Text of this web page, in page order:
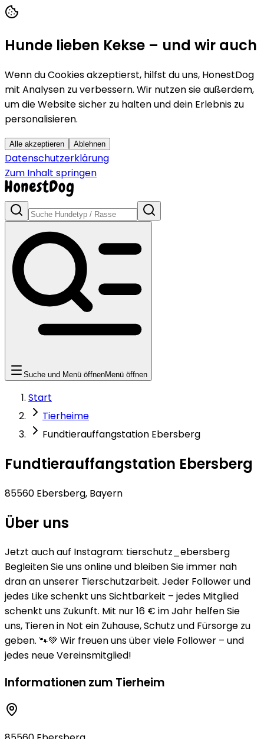
Hunde lieben Kekse – und wir auch
Wenn du Cookies akzeptierst, hilfst du uns, HonestDog
mit Analysen zu verbessern. Wir nutzen sie außerdem,
um die Website sicher zu halten und dein Erlebnis zu
personalisieren.
Alle akzeptieren Ablehnen
Datenschutzerklärung
Zum Inhalt springen
Suche und Menü öffnenMenü öffnen
Start
Tierheime
Fundtierauffangstation Ebersberg
Fundtierauffangstation Ebersberg
85560 Ebersberg, Bayern
Über uns
Jetzt auch auf Instagram: tierschutz_ebersberg
Begleiten Sie uns online und bleiben Sie immer nah
dran an unserer Tierschutzarbeit. Jeder Follower und
jedes Like schenkt uns Sichtbarkeit – jedes Mitglied
schenkt uns Zukunft. Mit nur 16 € im Jahr helfen Sie
uns, Tieren in Not ein Zuhause, Schutz und Fürsorge zu
geben. 🐾💚 Wir freuen uns über viele Follower – und
jedes neue Vereinsmitglied!
Informationen zum Tierheim